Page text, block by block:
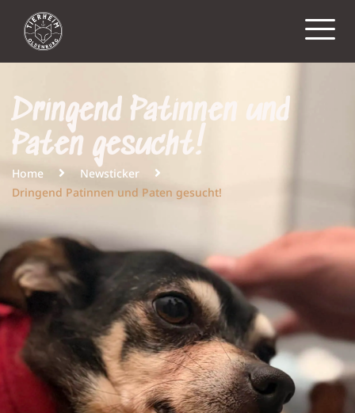
Dringend Patinnen und
Paten gesucht!
Home
Newsticker
Dringend Patinnen und Paten gesucht!